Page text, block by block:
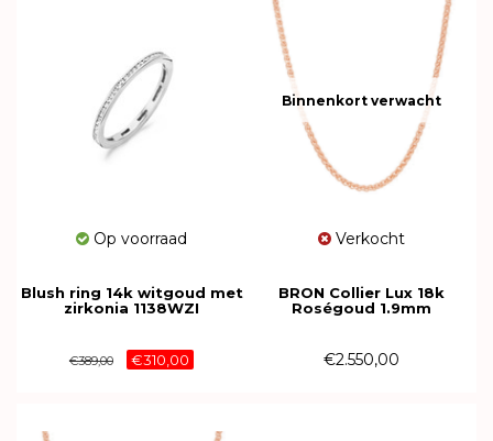
Op voorraad
Blush ring 14k witgoud met
zirkonia 1138WZI
€389,00 €310,00
Binnenkort verwacht
Verkocht
BRON Collier Lux 18k
Roségoud 1.9mm
€2.550,00